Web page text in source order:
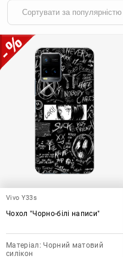
Vivo Y33s
Чохол "Чорно-білі написи"
Матеріал: Чорний матовий
силікон